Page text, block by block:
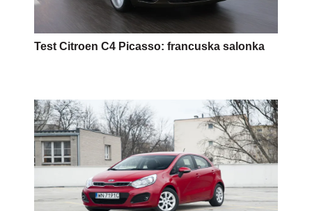
Test Citroen C4 Picasso: francuska salonka